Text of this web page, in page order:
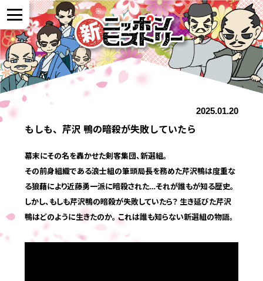
NEWS
参加者の声
全国展開について
よくある質問
2025.01.20
もしも、芹沢 鴨の暗殺が失敗していたら
幕末にその名を轟かせた剣客集団、新選組。
その前身組織である浪士組の筆頭局長を務めた芹沢鴨は度重な
る狼藉により近藤勇一派に暗殺された…それが誰もが知る歴史。
しかし、もしも芹沢鴨の暗殺が失敗していたら？ 生き延びた芹沢
鴨はどのように生きたのか。 これは誰も知らない新選組の物語。